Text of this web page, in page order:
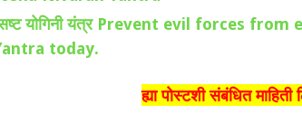
योगिनी यंत्र Prevent evil forces
today.
ह्या पोस्टशी संबंधित